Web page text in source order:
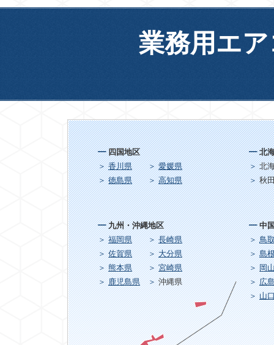
業務用エ
九州・沖縄地区
福岡県
長崎県
佐賀県
大分県
熊本県
宮崎県
鹿児島県
沖縄県
北
北
秋
中
鳥
島
岡
広
山
四国地区
香川県
愛媛県
徳島県
高知県